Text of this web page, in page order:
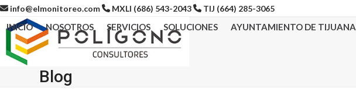
Skip
content
info@elmonitoreo.com MXLI (686) 543-2043 TIJ (664) 285-3065
INICIO NOSOTROS SERVICIOS SOLUCIONES AYUNTAMIENTO DE TIJUANA
Blog